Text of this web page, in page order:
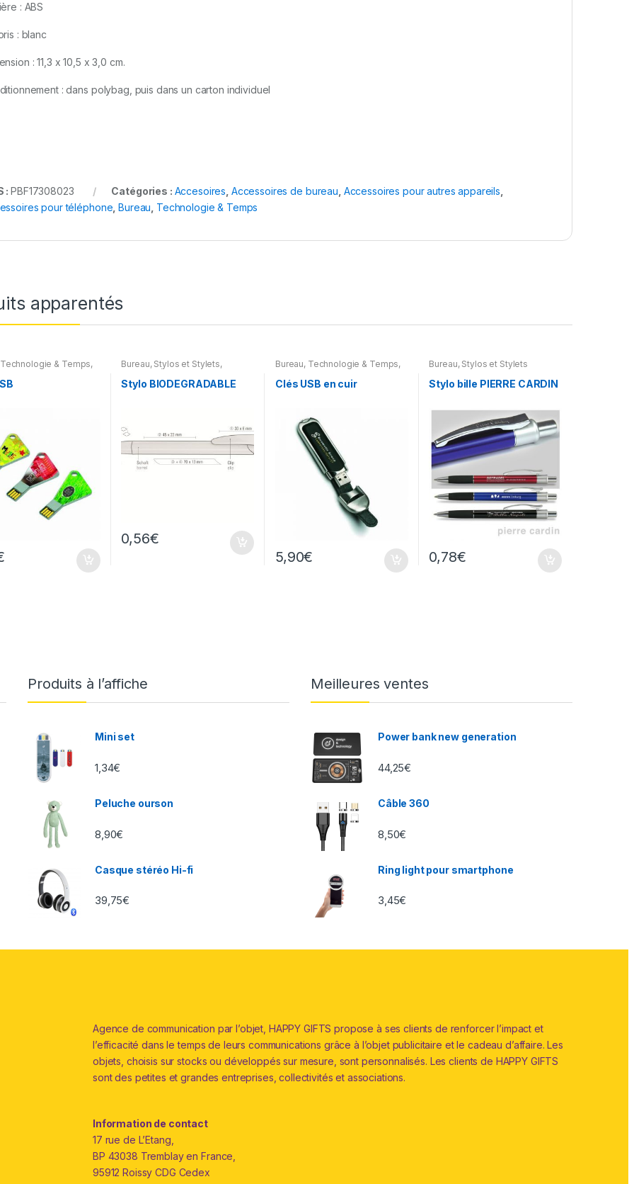
: ABS
: blanc
: 11,3 x 10,5 x 3,0 cm.
: dans polybag, puis dans un carton individuel
:PBF17308023 Catégories : Accesoires Accessoires de bureau Accessoires pour autres appareils
pour téléphone ,Bureau Technologie & Temps
apparentés
Technologie & Temps,
Accessoires pour
,
Bureau, Stylos et Stylets,
Goodies écolo
Stylo BIODEGRADABLE
0,56€
Bureau, Technologie & Temps,
Accessoires pour
ordinateur, Accessoires pour
autres appareils,Clés USB
Clés USB en cuir
5,90€
Bureau, Stylos et Stylets
Stylo bille PIERRE CARDIN
0,78€
Produits à l’affiche
Mini set
1,34€
Peluche ourson
8,90€
Casque stéréo Hi-fi
39,75€
Meilleures ventes
Power bank new generation
44,25€
Câble 360
8,50€
Ring light pour smartphone
3,45€
Agence de communication par l’objet, HAPPY GIFTS propose à ses clients de renforcer l’impact et
l’efficacité dans le temps de leurs communications grâce à l’objet publicitaire et le cadeau d’affaire. Les
objets, choisis sur stocks ou développés sur mesure, sont personnalisés. Les clients de HAPPY GIFTS
sont des petites et grandes entreprises, collectivités et associations.
Information de contact
17 rue de L’Etang,
BP 43038 Tremblay en France,
95912 Roissy CDG Cedex